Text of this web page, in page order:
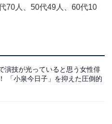
70人、50代49人、60代10
演技が光っていると思う女性俳
「小泉今日子」を抑えた圧倒的